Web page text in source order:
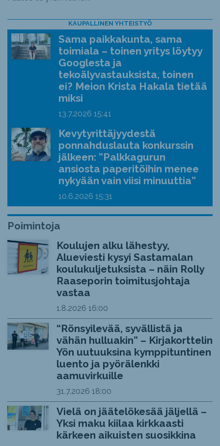
KAUPALLINEN YHTEISTYÖ
Sama paikkakunta, sama
toimiala – toinen yritys löytyy
Googlesta ja
tekoälyvastauksista, toinen
ei? Meion Krista Hakala tietää
miksi
13.7.2026 15:41
Kevytyrittäjyydestä
ponnahduslauta konkurssin
jälkeen: ”Palkkagurun
ansiosta paperitöihin menee
nykyään vain viisi minuuttia”
10.6.2026 15:31
Poimintoja
Koulujen alku lähestyy,
Alueviesti kysyi Sastamalan
koulukuljetuksista – näin Rolly
Raaseporin toimitusjohtaja
vastaa
1.8.2026 16:00
“Rönsyilevää, syvällistä ja
vähän hulluakin” – Kirjakorttelin
Yön uutuuksina kymppituntinen
luento ja pyörälenkki
aamuvirkuille
31.7.2026 18:00
Vielä on jäätelökesää jäljellä –
Yksi maku kiilaa kirkkaasti
kärkeen aikuisten suosikkina